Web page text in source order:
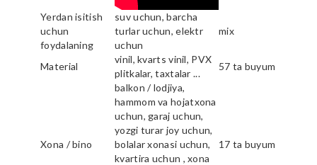
Yerdan isitish
uchun
foydalaning
suv uchun, barcha
turlar uchun, elektr
uchun
mix
Material
vinil, kvarts vinil, PVX
plitkalar, taxtalar ...
57 ta buyum
Xona / bino
balkon / lodjiya,
hammom va hojatxona
uchun, garaj uchun,
yozgi turar joy uchun,
bolalar xonasi uchun,
kvartira uchun , xona
17 ta buyum